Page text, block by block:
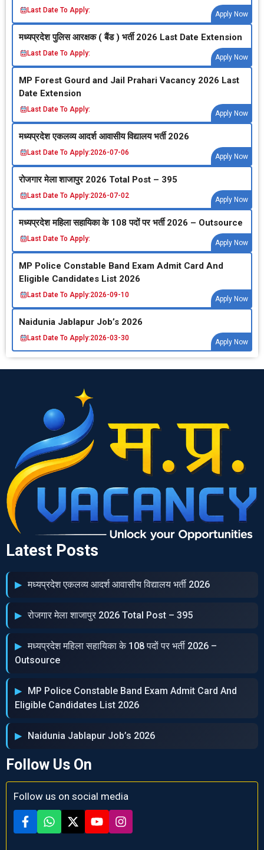
Last Date To Apply:
Apply Now
मध्‍यप्रदेश पुलिस आरक्षक ( बैंड ) भर्ती 2026 Last Date Extension
Last Date To Apply:
Apply Now
MP Forest Gourd and Jail Prahari Vacancy 2026 Last
Date Extension
Last Date To Apply:
Apply Now
मध्‍यप्रदेश एकलव्‍य आदर्श आवासीय विद्यालय भर्ती 2026
Last Date To Apply:2026-07-06
Apply Now
रोजगार मेला शाजापुर 2026 Total Post – 395
Last Date To Apply:2026-07-02
Apply Now
मध्‍यप्रदेश महिला सहायिका के 108 पदों पर भर्ती 2026 – Outsource
Last Date To Apply:
Apply Now
MP Police Constable Band Exam Admit Card And
Eligible Candidates List 2026
Last Date To Apply:2026-09-10
Apply Now
Naidunia Jablapur Job’s 2026
Last Date To Apply:2026-03-30
Apply Now
Latest Posts
मध्‍यप्रदेश एकलव्‍य आदर्श आवासीय विद्यालय भर्ती 2026
रोजगार मेला शाजापुर 2026 Total Post – 395
मध्‍यप्रदेश महिला सहायिका के 108 पदों पर भर्ती 2026 –
Outsource
MP Police Constable Band Exam Admit Card And
Eligible Candidates List 2026
Naidunia Jablapur Job’s 2026
Follow Us On
Follow us on social media